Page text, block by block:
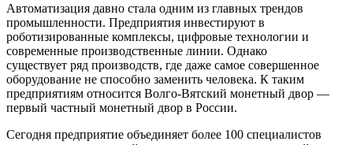
Автоматизация давно стала одним из главных трендов
промышленности. Предприятия инвестируют в
роботизированные комплексы, цифровые технологии и
современные производственные линии. Однако
существует ряд производств, где даже самое совершенное
оборудование не способно заменить человека. К таким
предприятиям относится Волго-Вятский монетный двор —
первый частный монетный двор в России.
Сегодня предприятие объединяет более 100 специалистов